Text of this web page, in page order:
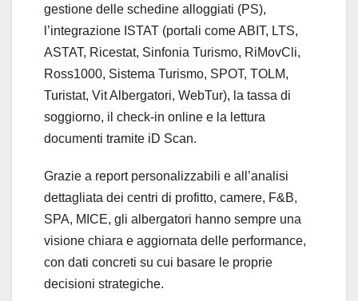
gestione delle schedine alloggiati (PS),
l’integrazione ISTAT (portali come ABIT, LTS,
ASTAT, Ricestat, Sinfonia Turismo, RiMovCli,
Ross1000, Sistema Turismo, SPOT, TOLM,
Turistat, Vit Albergatori, WebTur), la tassa di
soggiorno, il check-in online e la lettura
documenti tramite iD Scan.
Grazie a report personalizzabili e all’analisi
dettagliata dei centri di profitto, camere, F&B,
SPA, MICE, gli albergatori hanno sempre una
visione chiara e aggiornata delle performance,
con dati concreti su cui basare le proprie
decisioni strategiche.